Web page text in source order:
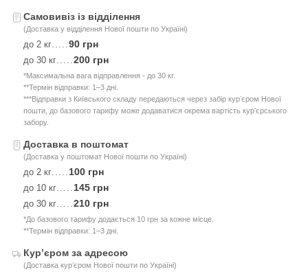
Самовивіз із відділення
(Доставка у відділення Нової пошти по Україні)
до 2 кг.....90 грн
до 30 кг.....200 грн
*Максимальна вага відправлення - до 30 кг.
**Термін відправки: 1–3 дні.
***Відправки з Київського складу передаються через забір курʼєром Нової
пошти, до базового тарифу може додаватися окрема вартість курʼєрського
забору.
Доставка в поштомат
(Доставка у поштомат Нової пошти по Україні)
до 2 кг..... 100 грн
до 10 кг..... 145 грн
до 30 кг.....210 грн
*До базового тарифу додається 10 грн за кожне місце.
**Термін відправки: 1–3 дні.
Курʼєром за адресою
(Доставка курʼєром Нової пошти по Україні)